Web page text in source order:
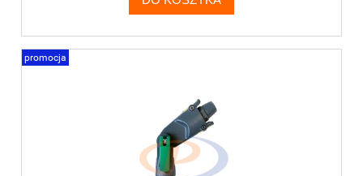
promocja